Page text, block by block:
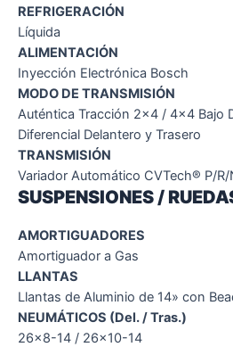
REFRIGERACIÓN
Líquida
ALIMENTACIÓN
Inyección Electrónica Bosch
MODO DE TRANSMISIÓN
Auténtica Tracción 2×4 / 4×4 Bajo
Diferencial Delantero y Trasero
TRANSMISIÓN
Variador Automático CVTech® P/R/
SUSPENSIONES /
AMORTIGUADORES
Amortiguador a Gas
LLANTAS
Llantas de Aluminio de 14» con
NEUMÁTICOS (Del. / Tras.)
26×8-14 / 26×10-14